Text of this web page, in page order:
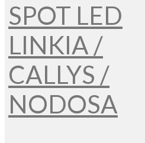
SPOT LED
LINKIA /
CALLYS /
NODOSA